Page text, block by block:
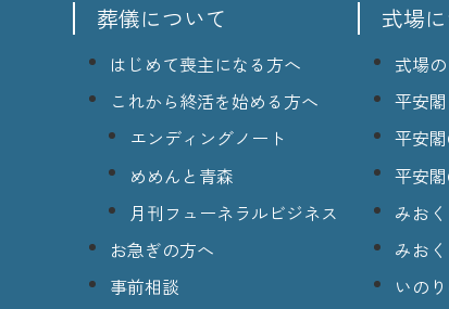
葬儀について
はじめて喪主になる方へ
これから終活を始める方へ
エンディングノート
めめんと青森
月刊フューネラルビジネス
お急ぎの方へ
事前相談
式場
式場
平安閣
平安
平安閣
みお
みお
いの